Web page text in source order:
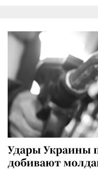
Удары Украины
добивают